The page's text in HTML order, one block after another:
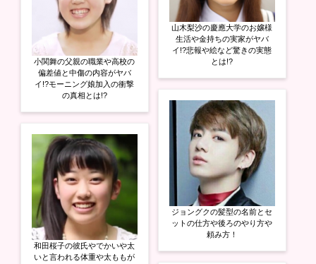
小関舞の父親の職業や高校の
偏差値と中傷の内容がヤバ
イ!?モーニング娘加入の衝撃
の真相とは!?
和田桜子の彼氏やでかいや太
いと言われる体重や太ももが
山木梨沙の慶應大学のお嬢様
生活や金持ちの実家がヤバ
イ!?悲報や絵など驚きの実態
とは!?
ジョングクの髪型の名前とセ
ットの仕方や後ろのやり方や
頼み方！